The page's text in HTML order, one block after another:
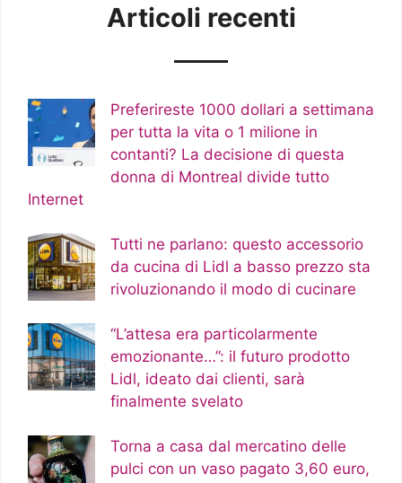
Articoli recenti
Preferireste 1000 dollari a settimana
per tutta la vita o 1 milione in
contanti? La decisione di questa
donna di Montreal divide tutto
Internet
Tutti ne parlano: questo accessorio
da cucina di Lidl a basso prezzo sta
rivoluzionando il modo di cucinare
“L’attesa era particolarmente
emozionante…”: il futuro prodotto
Lidl, ideato dai clienti, sarà
finalmente svelato
Torna a casa dal mercatino delle
pulci con un vaso pagato 3,60 euro,